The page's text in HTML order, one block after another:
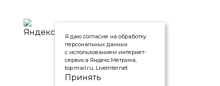
Я даю согласие на обработку
персональных данных
с использованием интернет-
сервиса Яндекс.Метрика,
top.mail.ru, LiveInternet
Принять